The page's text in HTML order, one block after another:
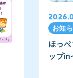
お知
ほっ
ップin